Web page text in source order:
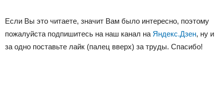
Если Вы это читаете, значит Вам было интересно, поэтому
пожалуйста подпишитесь на наш канал на Яндекс.Дзен, ну и
за одно поставьте лайк (палец вверх) за труды. Спасибо!